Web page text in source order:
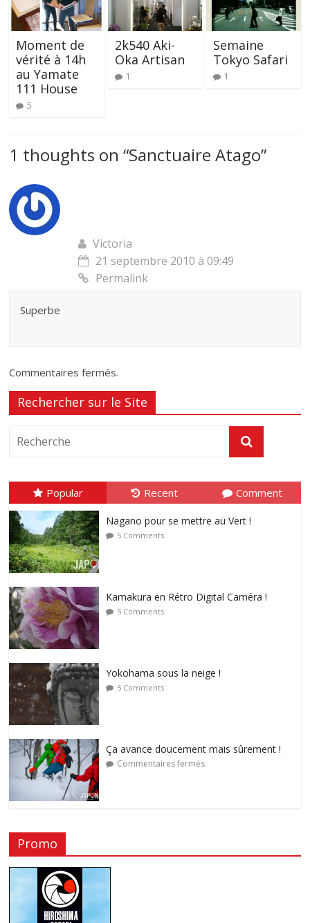
Moment de
vérité à 14h
au Yamate
111 House
5
2k540 Aki-
Oka Artisan
1
Semaine
Tokyo Safari
1
1 thoughts on “Sanctuaire Atago”
Victoria
21 septembre 2010 à 09:49
Permalink
Superbe
Commentaires fermés.
Rechercher sur le Site
Popular Recent Comment
Nagano pour se mettre au Vert !
5 Comments
Kamakura en Rétro Digital Caméra !
5 Comments
Yokohama sous la neige !
5 Comments
Ça avance doucement mais sûrement !
Commentaires fermés
Promo